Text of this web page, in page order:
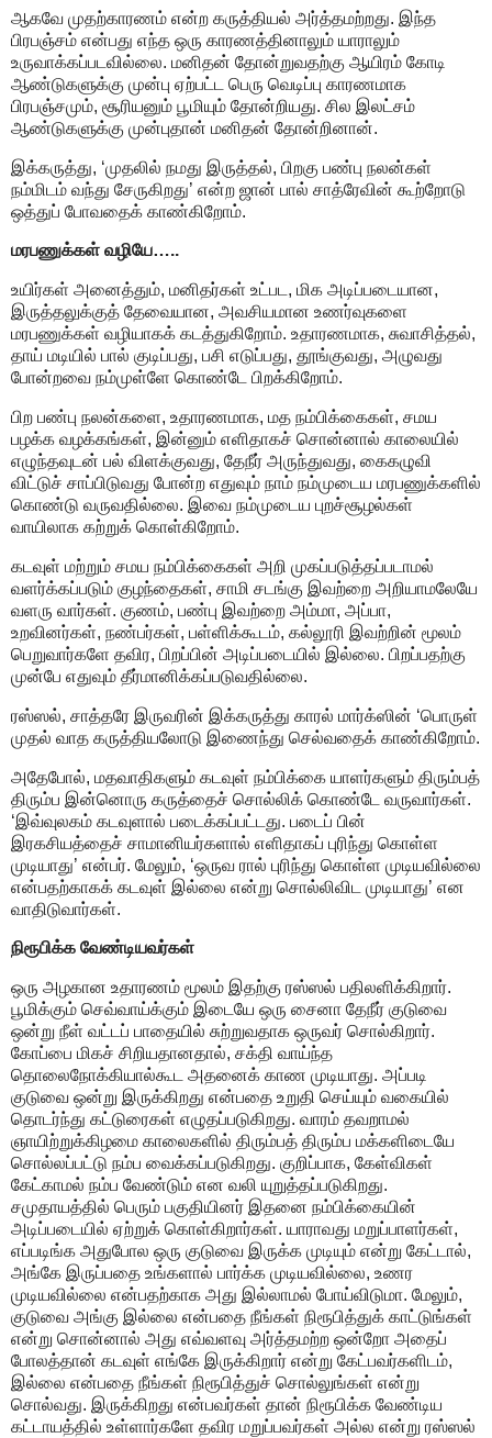
ஆகவே முதற்காரணம் என்ற கருத்தியல் அர்த்தமற்றது. இந்த
பிரபஞ்சம் என்பது எந்த ஒரு காரணத்தினாலும் யாராலும்
உருவாக்கப்படவில்லை. மனிதன் தோன்றுவதற்கு ஆயிரம் கோடி
ஆண்டுகளுக்கு முன்பு ஏற்பட்ட பெரு வெடிப்பு காரணமாக
பிரபஞ்சமும், சூரியனும் பூமியும் தோன்றியது. சில இலட்சம்
ஆண்டுகளுக்கு முன்புதான் மனிதன் தோன்றினான்.
இக்கருத்து, ‘முதலில் நமது இருத்தல், பிறகு பண்பு நலன்கள்
நம்மிடம் வந்து சேருகிறது’ என்ற ஜான் பால் சாத்ரேவின் கூற்றோடு
ஒத்துப் போவதைக் காண்கிறோம்.
மரபணுக்கள் வழியே…..
உயிர்கள் அனைத்தும், மனிதர்கள் உட்பட, மிக அடிப்படையான,
இருத்தலுக்குத் தேவையான, அவசியமான உணர்வுகளை
மரபணுக்கள் வழியாகக் கடத்துகிறோம். உதாரணமாக, சுவாசித்தல்,
தாய் மடியில் பால் குடிப்பது, பசி எடுப்பது, தூங்குவது, அழுவது
போன்றவை நம்முள்ளே கொண்டே பிறக்கிறோம்.
பிற பண்பு நலன்களை, உதாரணமாக, மத நம்பிக்கைகள், சமய
பழக்க வழக்கங்கள், இன்னும் எளிதாகச் சொன்னால் காலையில்
எழுந்தவுடன் பல் விளக்குவது, தேநீர் அருந்துவது, கைகழுவி
விட்டுச் சாப்பிடுவது போன்ற எதுவும் நாம் நம்முடைய மரபணுக்களில்
கொண்டு வருவதில்லை. இவை நம்முடைய புறச்சூழல்கள்
வாயிலாக கற்றுக் கொள்கிறோம்.
கடவுள் மற்றும் சமய நம்பிக்கைகள் அறி முகப்படுத்தப்படாமல்
வளர்க்கப்படும் குழந்தைகள், சாமி சடங்கு இவற்றை அறியாமலேயே
வளரு வார்கள். குணம், பண்பு இவற்றை அம்மா, அப்பா,
உறவினர்கள், நண்பர்கள், பள்ளிக்கூடம், கல்லூரி இவற்றின் மூலம்
பெறுவார்களே தவிர, பிறப்பின் அடிப்படையில் இல்லை. பிறப்பதற்கு
முன்பே எதுவும் தீர்மானிக்கப்படுவதில்லை.
ரஸ்ஸல், சாத்தரே இருவரின் இக்கருத்து காரல் மார்க்ஸின் ‘பொருள்
முதல் வாத கருத்தியலோடு இணைந்து செல்வதைக் காண்கிறோம்.
அதேபோல், மதவாதிகளும் கடவுள் நம்பிக்கை யாளர்களும் திரும்பத்
திரும்ப இன்னொரு கருத்தைச் சொல்லிக் கொண்டே வருவார்கள்.
‘இவ்வுலகம் கடவுளால் படைக்கப்பட்டது. படைப் பின்
இரகசியத்தைச் சாமானியர்களால் எளிதாகப் புரிந்து கொள்ள
முடியாது’ என்பர். மேலும், ‘ஒருவ ரால் புரிந்து கொள்ள முடியவில்லை
என்பதற்காகக் கடவுள் இல்லை என்று சொல்லிவிட முடியாது’ என
வாதிடுவார்கள்.
நிரூபிக்க வேண்டியவர்கள்
ஒரு அழகான உதாரணம் மூலம் இதற்கு ரஸ்ஸல் பதிலளிக்கிறார்.
பூமிக்கும் செவ்வாய்க்கும் இடையே ஒரு சைனா தேநீர் குடுவை
ஒன்று நீள் வட்டப் பாதையில் சுற்றுவதாக ஒருவர் சொல்கிறார்.
கோப்பை மிகச் சிறியதானதால், சக்தி வாய்ந்த
தொலைநோக்கியால்கூட அதனைக் காண முடியாது. அப்படி
குடுவை ஒன்று இருக்கிறது என்பதை உறுதி செய்யும் வகையில்
தொடர்ந்து கட்டுரைகள் எழுதப்படுகிறது. வாரம் தவறாமல்
ஞாயிற்றுக்கிழமை காலைகளில் திரும்பத் திரும்ப மக்களிடையே
சொல்லப்பட்டு நம்ப வைக்கப்படுகிறது. குறிப்பாக, கேள்விகள்
கேட்காமல் நம்ப வேண்டும் என வலி யுறுத்தப்படுகிறது.
சமுதாயத்தில் பெரும் பகுதியினர் இதனை நம்பிக்கையின்
அடிப்படையில் ஏற்றுக் கொள்கிறார்கள். யாராவது மறுப்பாளர்கள்,
எப்படிங்க அதுபோல ஒரு குடுவை இருக்க முடியும் என்று கேட்டால்,
அங்கே இருப்பதை உங்களால் பார்க்க முடியவில்லை, உணர
முடியவில்லை என்பதற்காக அது இல்லாமல் போய்விடுமா. மேலும்,
குடுவை அங்கு இல்லை என்பதை நீங்கள் நிரூபித்துக் காட்டுங்கள்
என்று சொன்னால் அது எவ்வளவு அர்த்தமற்ற ஒன்றோ அதைப்
போலத்தான் கடவுள் எங்கே இருக்கிறார் என்று கேட்பவர்களிடம்,
இல்லை என்பதை நீங்கள் நிரூபித்துச் சொல்லுங்கள் என்று
சொல்வது. இருக்கிறது என்பவர்கள் தான் நிரூபிக்க வேண்டிய
கட்டாயத்தில் உள்ளார்களே தவிர மறுப்பவர்கள் அல்ல என்று ரஸ்ஸல்